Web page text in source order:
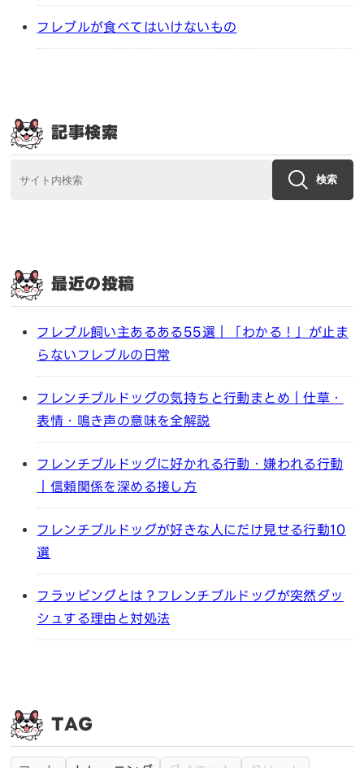
フレブルが食べてはいけないもの
記事検索
検索
最近の投稿
フレブル飼い主あるある55選｜「わかる！」が止ま
らないフレブルの日常
フレンチブルドッグの気持ちと行動まとめ｜仕草・
表情・鳴き声の意味を全解説
フレンチブルドッグに好かれる行動・嫌われる行動
｜信頼関係を深める接し方
フレンチブルドッグが好きな人にだけ見せる行動10
選
フラッピングとは？フレンチブルドッグが突然ダッ
シュする理由と対処法
TAG